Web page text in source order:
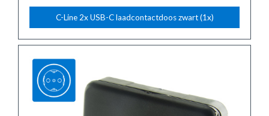
C-Line 2x USB-C laadcontactdoos zwart (1x)